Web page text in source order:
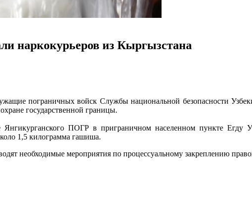
наркокурьеров из Кыргызстана
пограничных войск Службы национальной безопасности
государственной границы.
ПОГР в приграничном населенном пункте Егду
1,5 килограмма гашиша.
необходимые мероприятия по процессуальному закреплению